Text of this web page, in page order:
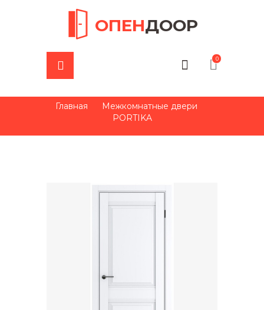
ОПЕНДООР
0
Главная
Межкомнатные двери
PORTIKA